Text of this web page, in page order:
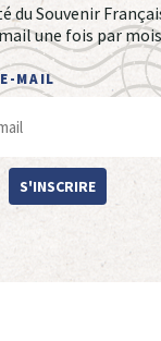
du Souvenir
une fois par
MAIL
S'INSCRIRE